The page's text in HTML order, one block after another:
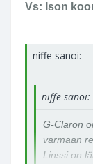
Vs: Ison
niffe sanoi:
niffe sanoi:
G-Claron
varmaan
Linssi on